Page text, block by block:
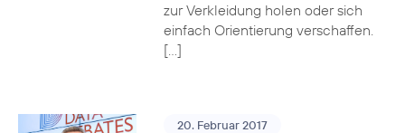
zur Verkleidung holen oder sich
einfach Orientierung verschaffen.
[…]
20. Februar 2017